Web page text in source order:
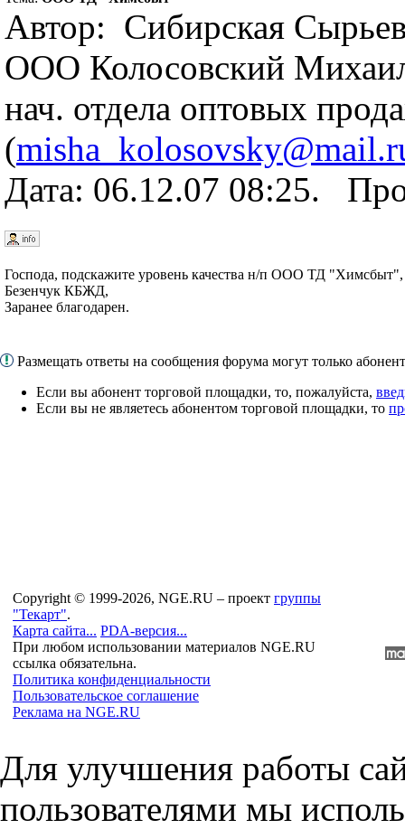
Автор: Сибирская
ООО Колосовский
нач. отдела оптовых
(
Дата: 06.12.07 08:25.
Господа, подскажите уровень качества н/п ООО ТД "Химсбыт",
Безенчук КБЖД,
Заранее благодарен.
Размещать ответы на сообщения форума могут только
Если вы абонент торговой площадки, то, пожалуйста,
Если вы не являетесь абонентом торговой площадки, то
Copyright © 1999-2026, NGE.RU – проект группы
"Текарт".
Карта сайта... PDA-версия...
При любом использовании материалов NGE.RU
ссылка обязательна.
Политика конфиденциальности
Пользовательское соглашение
Реклама на NGE.RU
Для улучшения работы
пользователями мы